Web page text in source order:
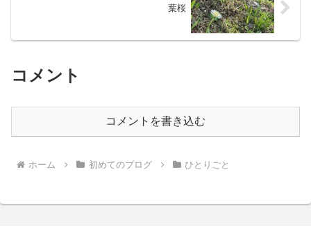
葉桜
コメント
コメントを書き込む
ホーム 初めてのブログ ひとりごと